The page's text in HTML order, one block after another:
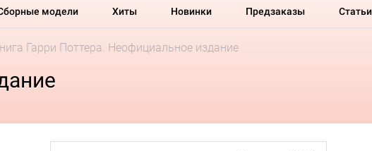
модели Хиты Новинки Предзаказы Статьи
Гарри Поттера. Неофициальное издание